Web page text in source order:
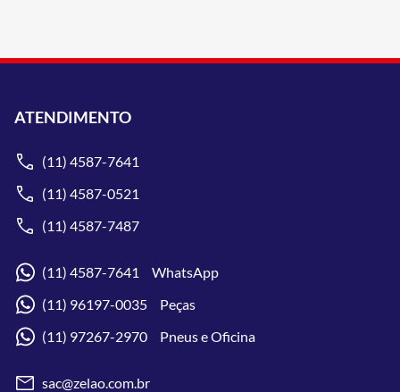
ATENDIMENTO
(11) 4587-7641
(11) 4587-0521
(11) 4587-7487
(11) 4587-7641 WhatsApp
(11) 96197-0035 Peças
(11) 97267-2970 Pneus e Oficina
sac@zelao.com.br